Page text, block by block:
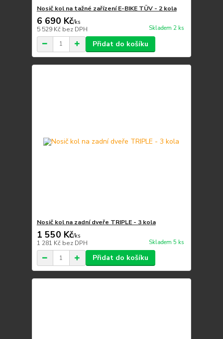
Nosič kol na tažné zařízení E-BIKE TÜV - 2 kola
6 690 Kč/ks
5 529 Kč bez DPH Skladem 2 ks
Přidat do košíku
Nosič kol na zadní dveře TRIPLE - 3 kola
1 550 Kč/ks
1 281 Kč bez DPH Skladem 5 ks
Přidat do košíku